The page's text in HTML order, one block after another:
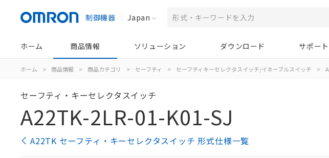
制御機器 Japan
ホーム 商品情報 ソリューション ダウンロード サポート
ホーム > 商品情報 > 商品カテゴリ > セーフティ > セーフティキーセレクタスイッチ/イネーブルスイッチ >
セーフティ・キーセレクタスイッチ
A22TK-2LR-01-K01-SJ
A22TK セーフティ・キーセレクタスイッチ 形式仕様一覧